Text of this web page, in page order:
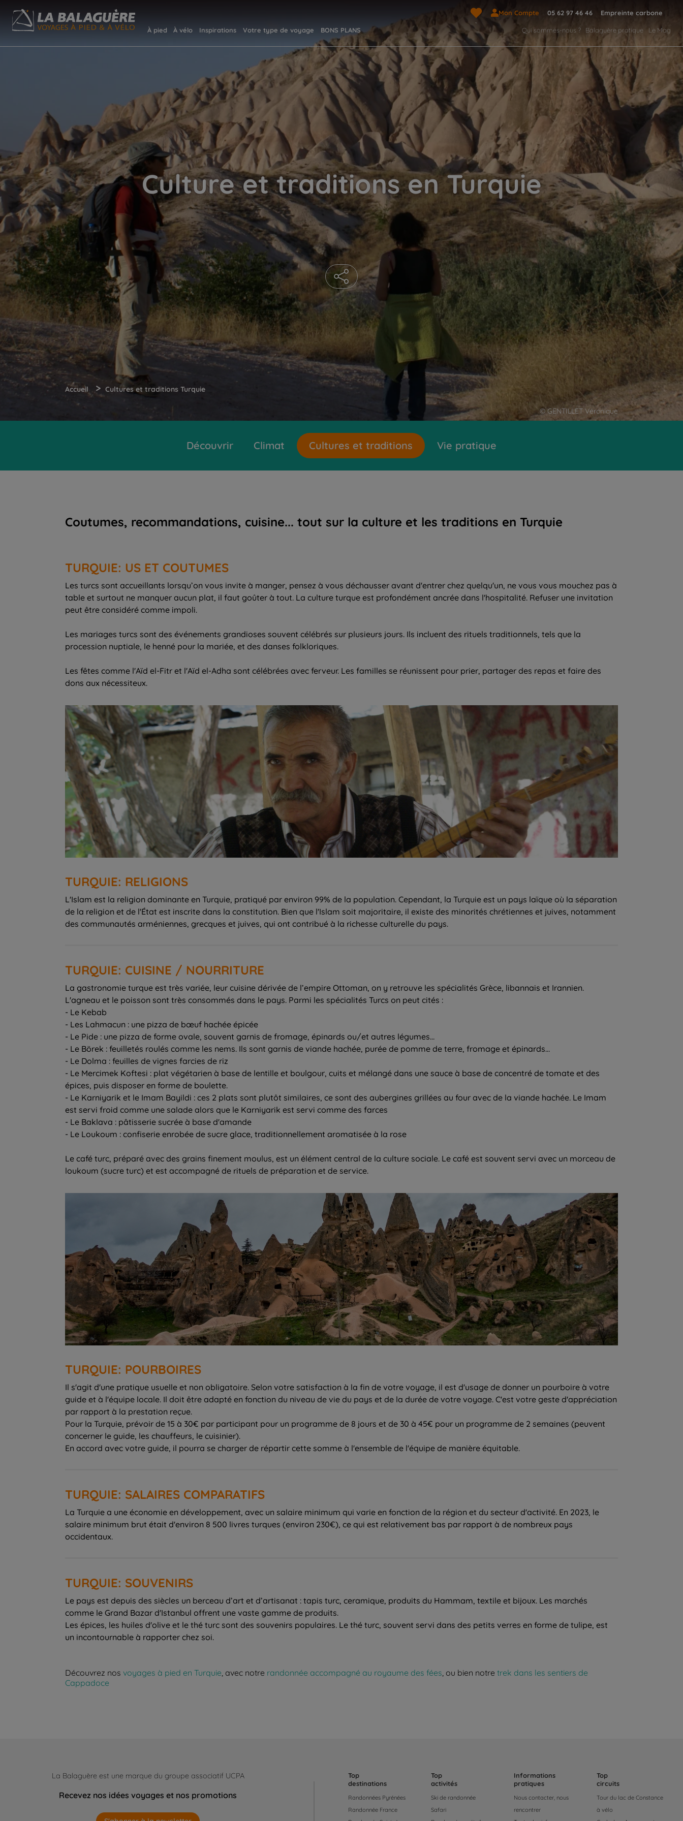
Mon Compte 05 62 97 46 46 Empreinte carbone
À pied À vélo Inspirations Votre type de voyage BONS PLANS Qui sommes-nous ? Balaguère pratique Le Mag
© GENTILLET Véronique
Culture et traditions en Turquie
Accueil > Cultures et traditions Turquie
Découvrir Climat Cultures et traditions Vie pratique
Coutumes, recommandations, cuisine... tout sur la culture et les traditions en Turquie
TURQUIE: US ET COUTUMES
Les turcs sont accueillants lorsqu’on vous invite à manger, pensez à vous déchausser avant d'entrer chez quelqu'un, ne vous vous mouchez pas à
table et surtout ne manquer aucun plat, il faut goûter à tout. La culture turque est profondément ancrée dans l'hospitalité. Refuser une invitation
peut être considéré comme impoli.
Les mariages turcs sont des événements grandioses souvent célébrés sur plusieurs jours. Ils incluent des rituels traditionnels, tels que la
procession nuptiale, le henné pour la mariée, et des danses folkloriques.
Les fêtes comme l'Aïd el-Fitr et l'Aïd el-Adha sont célébrées avec ferveur. Les familles se réunissent pour prier, partager des repas et faire des
dons aux nécessiteux.
TURQUIE: RELIGIONS
L'Islam est la religion dominante en Turquie, pratiqué par environ 99% de la population. Cependant, la Turquie est un pays laïque où la séparation
de la religion et de l'État est inscrite dans la constitution. Bien que l'Islam soit majoritaire, il existe des minorités chrétiennes et juives, notamment
des communautés arméniennes, grecques et juives, qui ont contribué à la richesse culturelle du pays.
TURQUIE: CUISINE / NOURRITURE
La gastronomie turque est très variée, leur cuisine dérivée de l’empire Ottoman, on y retrouve les spécialités Grèce, libannais et Irannien.
L'agneau et le poisson sont très consommés dans le pays. Parmi les spécialités Turcs on peut cités :
- Le Kebab
- Les Lahmacun : une pizza de bœuf hachée épicée
- Le Pide : une pizza de forme ovale, souvent garnis de fromage, épinards ou/et autres légumes…
- Le Börek : feuilletés roulés comme les nems. Ils sont garnis de viande hachée, purée de pomme de terre, fromage et épinards…
- Le Dolma : feuilles de vignes farcies de riz
- Le Mercimek Koftesi : plat végétarien à base de lentille et boulgour, cuits et mélangé dans une sauce à base de concentré de tomate et des
épices, puis disposer en forme de boulette.
- Le Karniyarik et le Imam Bayildi : ces 2 plats sont plutôt similaires, ce sont des aubergines grillées au four avec de la viande hachée. Le Imam
est servi froid comme une salade alors que le Karniyarik est servi comme des farces
- Le Baklava : pâtisserie sucrée à base d'amande
- Le Loukoum : confiserie enrobée de sucre glace, traditionnellement aromatisée à la rose
Le café turc, préparé avec des grains finement moulus, est un élément central de la culture sociale. Le café est souvent servi avec un morceau de
loukoum (sucre turc) et est accompagné de rituels de préparation et de service.
TURQUIE: POURBOIRES
Il s'agit d'une pratique usuelle et non obligatoire. Selon votre satisfaction à la fin de votre voyage, il est d'usage de donner un pourboire à votre
guide et à l'équipe locale. Il doit être adapté en fonction du niveau de vie du pays et de la durée de votre voyage. C'est votre geste d'appréciation
par rapport à la prestation reçue.
Pour la Turquie, prévoir de 15 à 30€ par participant pour un programme de 8 jours et de 30 à 45€ pour un programme de 2 semaines (peuvent
concerner le guide, les chauffeurs, le cuisinier).
En accord avec votre guide, il pourra se charger de répartir cette somme à l'ensemble de l'équipe de manière équitable.
TURQUIE: SALAIRES COMPARATIFS
La Turquie a une économie en développement, avec un salaire minimum qui varie en fonction de la région et du secteur d'activité. En 2023, le
salaire minimum brut était d'environ 8 500 livres turques (environ 230€), ce qui est relativement bas par rapport à de nombreux pays
occidentaux.
TURQUIE: SOUVENIRS
Le pays est depuis des siècles un berceau d’art et d’artisanat : tapis turc, ceramique, produits du Hammam, textile et bijoux. Les marchés
comme le Grand Bazar d'Istanbul offrent une vaste gamme de produits.
Les épices, les huiles d'olive et le thé turc sont des souvenirs populaires. Le thé turc, souvent servi dans des petits verres en forme de tulipe, est
un incontournable à rapporter chez soi.
Découvrez nos voyages à pied en Turquie , avec notre randonnée accompagné au royaume des fées , ou bien notre trek dans les sentiers de
Cappadoce
La Balaguère est une marque du groupe associatif UCPA
Recevez nos idées voyages et nos promotions
Top
destinations
Randonnées Pyrénées
Randonnée France
Top
activités
Ski de randonnée
Safari
Informations
pratiques
Nous contacter, nous
rencontrer
Top
circuits
Tour du lac de Constance
à vélo